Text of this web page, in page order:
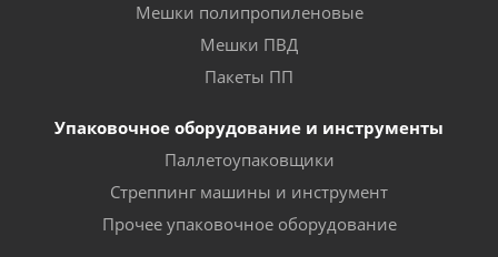
Мешки полипропиленовые
Мешки ПВД
Пакеты ПП
Упаковочное оборудование и инструменты
Паллетоупаковщики
Стреппинг машины и инструмент
Прочее упаковочное оборудование